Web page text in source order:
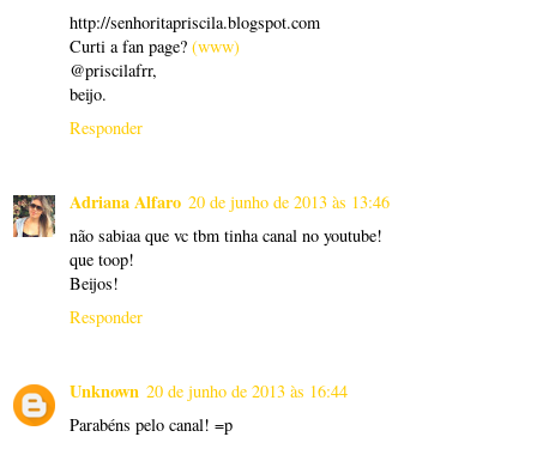
http://senhoritapriscila.blogspot.com
Curti a fan page? (www)
@priscilafrr,
beijo.
Responder
Adriana Alfaro 20 de junho de 2013 às 13:46
não sabiaa que vc tbm tinha canal no youtube!
que toop!
Beijos!
Responder
Unknown 20 de junho de 2013 às 16:44
Parabéns pelo canal! =p